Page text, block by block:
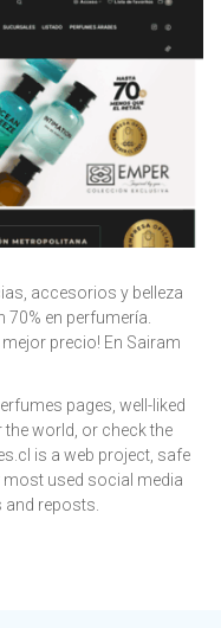
accesorios y belleza
en perfumería.
precio! En Sairam
pages, well-liked
world, or check the
is a web project, safe
most used social media
reposts.